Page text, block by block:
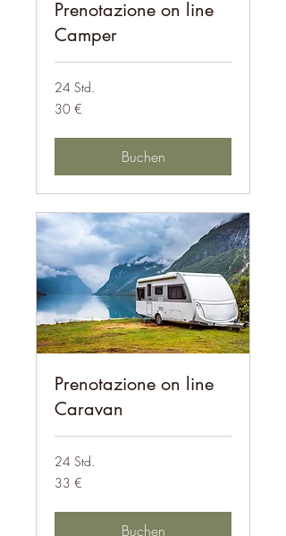
Prenotazione on line
Camper
24 Std.
30
Euro
30 €
Buchen
Prenotazione on line
Caravan
24 Std.
33
Euro
33 €
Buchen